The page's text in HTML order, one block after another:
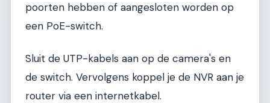
poorten hebben of aangesloten worden op
een PoE-switch.
Sluit de UTP-kabels aan op de camera's en
de switch. Vervolgens koppel je de NVR aan je
router via een internetkabel.